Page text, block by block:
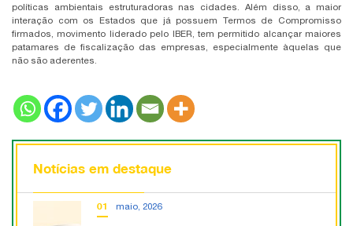
políticas ambientais estruturadoras nas cidades. Além disso, a maior
interação com os Estados que já possuem Termos de Compromisso
firmados, movimento liderado pelo IBER, tem permitido alcançar maiores
patamares de fiscalização das empresas, especialmente àquelas que
não são aderentes.
Notícias em destaque
01 maio, 2026